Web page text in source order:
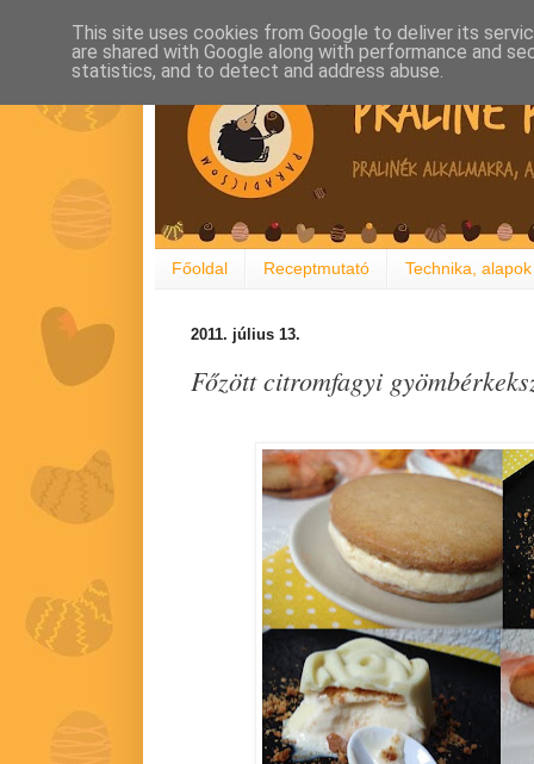
Főoldal Receptmutató Technika, alapok
2011. július 13.
Főzött citromfagyi
This site uses cookies from Google to deliver its
are shared with Google along with performance and
statistics, and to detect and address abuse.